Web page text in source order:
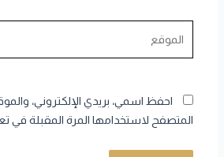
احفظ اسمي، بريدي الإلكتروني،
المتصفح لاستخدامها المرة المقبلة في